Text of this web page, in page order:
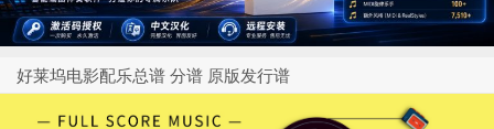
好莱坞电影配乐总谱 分谱 原版发行谱